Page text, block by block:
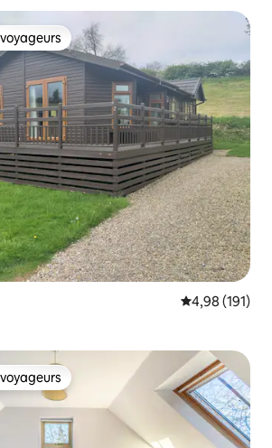
les plus appréciés
Évaluation
4,98 (191)
les plus appréciés